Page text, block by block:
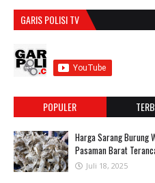
GARIS POLISI TV
POPULER
Harga Sarang Burung
Pasaman Barat
Juli 18, 2025